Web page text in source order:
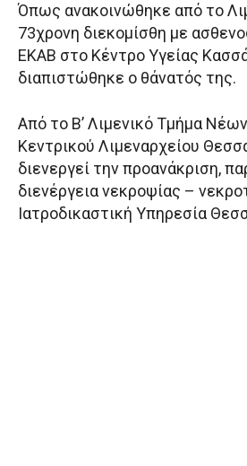
Όπως ανακοινώθηκε από το
73χρονη διεκομίσθη με
ΕΚΑΒ στο Κέντρο Υγείας
διαπιστώθηκε ο θάνατός της.
Από το Β’ Λιμενικό Τμήμα
Κεντρικού Λιμεναρχείου
διενεργεί την προανάκριση,
διενέργεια νεκροψίας –
Ιατροδικαστική Υπηρεσία